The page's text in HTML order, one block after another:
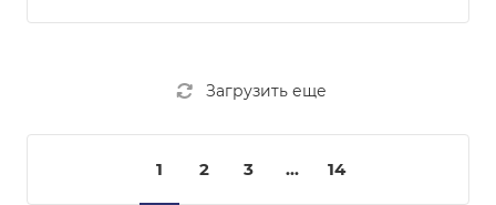
Загрузить еще
1 2 3 ... 14